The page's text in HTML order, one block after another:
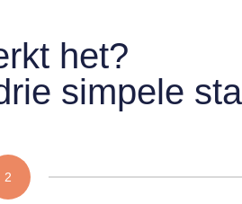
het?
simpele
2